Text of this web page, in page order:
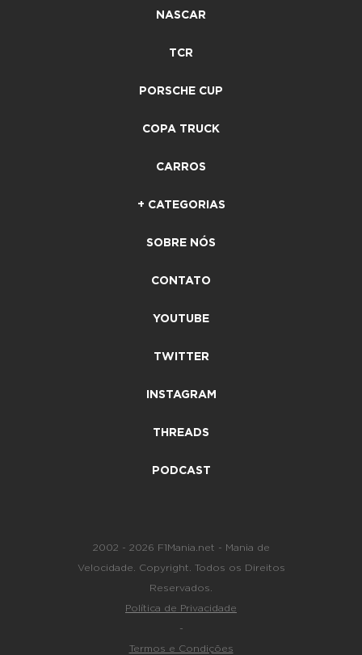
NASCAR
TCR
PORSCHE CUP
COPA TRUCK
CARROS
+ CATEGORIAS
SOBRE NÓS
CONTATO
YOUTUBE
TWITTER
INSTAGRAM
THREADS
PODCAST
2002 - 2026 F1Mania.net - Mania de
Velocidade. Copyright. Todos os Direitos
Reservados.
Política de Privacidade
-
Termos e Condições